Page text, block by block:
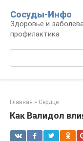
контенту
Сосуды-Инфо
Здоровье и
профилактика
Главная » Сердце
Как Валидол